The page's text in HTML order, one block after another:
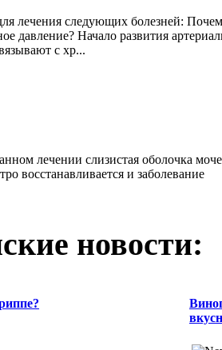
лечения следующих болезней:
давление? Начало развития
с хр...
лечении слизистая оболочка
восстанавливается и заболевание
новости: